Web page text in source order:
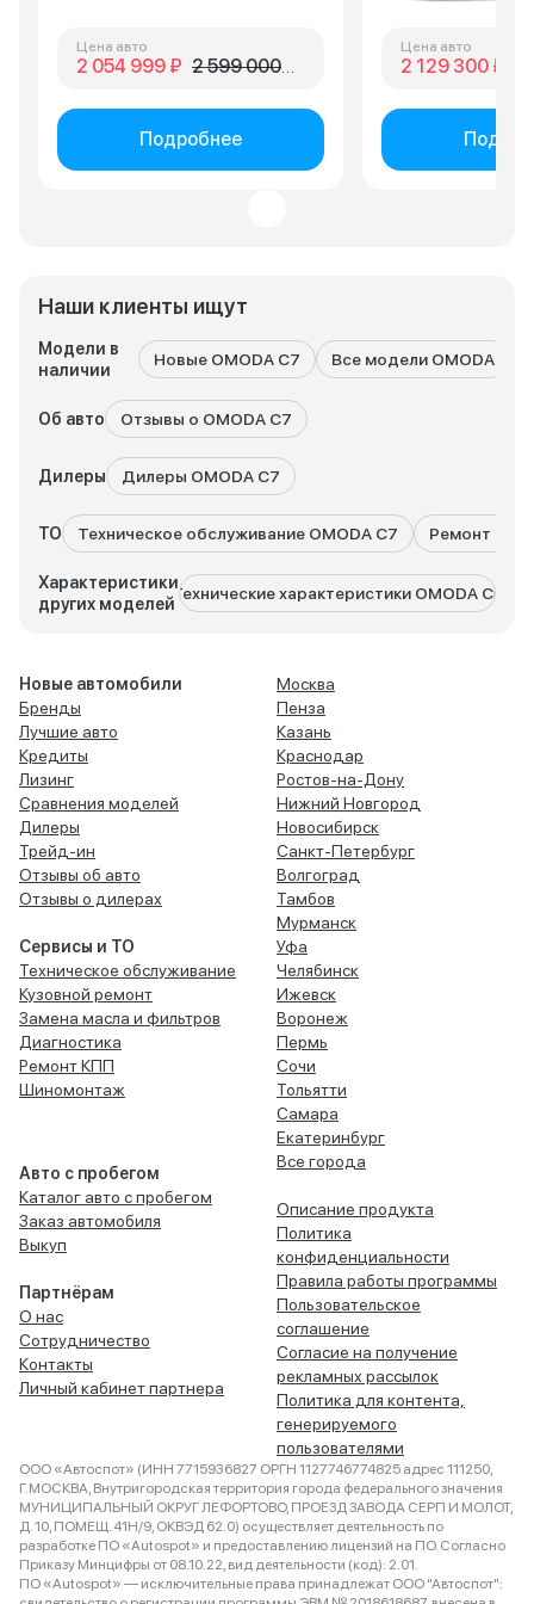
Наши клиенты ищут
Модели в
наличии
Новые OMODA C7 Все модели OMODA
Об авто Отзывы о OMODA C7
Дилеры Дилеры OMODA C7
ТО Техническое обслуживание OMODA C7 Ремонт
Характеристики
других моделей
Технические характеристики OMODA C5
Рекомендую к
если ищете
Цена авто
2 054 999 ₽ 2 599 000 ₽
Подробнее
Цена авто
2 129 300 ₽
Новые автомобили
Бренды
Лучшие авто
Кредиты
Лизинг
Сравнения моделей
Дилеры
Трейд-ин
Отзывы об авто
Отзывы о дилерах
Сервисы и ТО
Техническое обслуживание
Кузовной ремонт
Замена масла и фильтров
Диагностика
Ремонт КПП
Шиномонтаж
Авто с пробегом
Каталог авто с пробегом
Заказ автомобиля
Выкуп
Партнёрам
О нас
Сотрудничество
Контакты
Личный кабинет партнера
Москва
Пенза
Казань
Краснодар
Ростов-на-Дону
Нижний Новгород
Новосибирск
Санкт-Петербург
Волгоград
Тамбов
Мурманск
Уфа
Челябинск
Ижевск
Воронеж
Пермь
Сочи
Тольятти
Самара
Екатеринбург
Все города
Описание продукта
Политика
конфиденциальности
Правила работы программы
Пользовательское
соглашение
Согласие на получение
рекламных рассылок
Политика для контента,
генерируемого
пользователями
ООО «Автоспот» (ИНН 7715936827 ОРГН 1127746774825 адрес 111250,
Г.МОСКВА, Внутригородская территория города федерального значения
МУНИЦИПАЛЬНЫЙ ОКРУГ ЛЕФОРТОВО, ПРОЕЗД ЗАВОДА СЕРП И МОЛОТ,
Д. 10, ПОМЕЩ. 41Н/9, ОКВЭД 62.0) осуществляет деятельность по
разработке ПО «Autospot» и предоставлению лицензий на ПО. Согласно
Приказу Минцифры от 08.10.22, вид деятельности (код): 2.01.
ПО «Autospot» — исключительные права принадлежат ООО "Автоспот":